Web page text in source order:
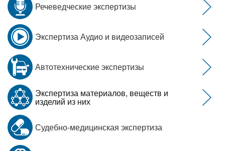
Речеведческие экспертизы
Экспертиза Аудио и видеозаписей
Автотехнические экспертизы
Экспертиза материалов, веществ и
изделий из них
Судебно-медицинская экспертиза